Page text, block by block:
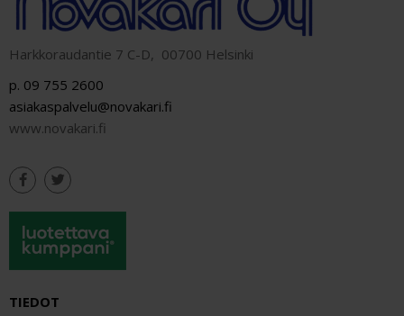
Harkkoraudantie 7 C-D, 00700 Helsinki
p. 09 755 2600
asiakaspalvelu@novakari.fi
www.novakari.fi
TIEDOT